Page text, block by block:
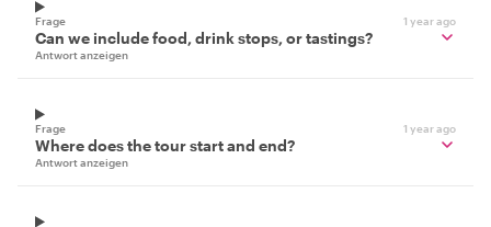
Frage 1 year ago
Can we include food, drink stops, or tastings?
Antwort anzeigen
Frage 1 year ago
Where does the tour start and end?
Antwort anzeigen